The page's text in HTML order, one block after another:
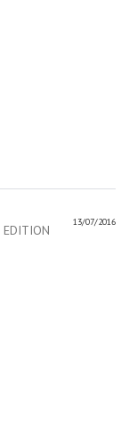
13/07/2016
EDITION